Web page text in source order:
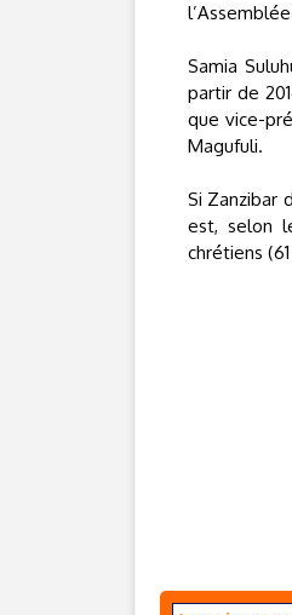
Samia
partir de
que vice-
Magufuli.
Si Zanzibar
est, selon
chrétiens